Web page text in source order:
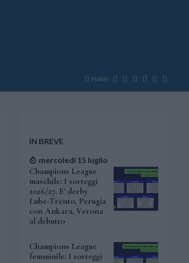
Mobile
IN BREVE
mercoledì 15 luglio
Champions League
maschile: I sorteggi
2026/27. E' derby
Lube-Trento, Perugia
con Ankara, Verona
al debutto
Champions League
femminile: I sorteggi